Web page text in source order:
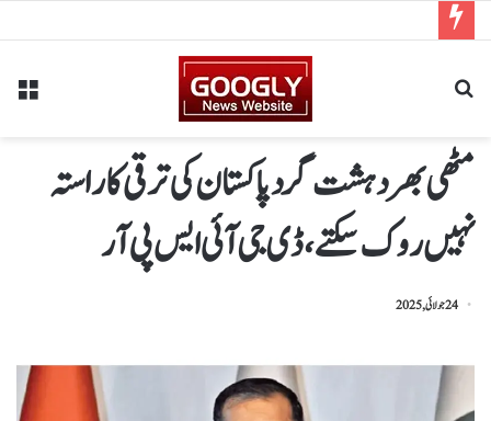
مٹھی بھر دہشت گرد پاکستان کی ترقی کا راستہ
نہیں روک سکتے، ڈی جی آئی ایس پی آر
24 جولائی, 2025